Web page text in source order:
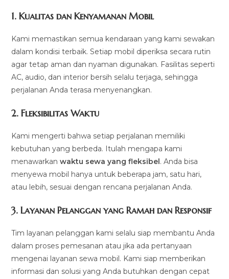
1.Kualitas dan Kenyamanan Mobil
Kami memastikan semua kendaraan yang kami sewakan
dalam kondisi terbaik. Setiap mobil diperiksa secara rutin
agar tetap aman dan nyaman digunakan. Fasilitas seperti
AC, audio, dan interior bersih selalu terjaga, sehingga
perjalanan Anda terasa menyenangkan.
2.Fleksibilitas Waktu
Kami mengerti bahwa setiap perjalanan memiliki
kebutuhan yang berbeda. Itulah mengapa kami
menawarkanwaktu sewa yang fleksibel. Anda bisa
menyewa mobil hanya untuk beberapa jam, satu hari,
atau lebih, sesuai dengan rencana perjalanan Anda.
3.Layanan Pelanggan yang Ramah dan Responsif
Tim layanan pelanggan kami selalu siap membantu Anda
dalam proses pemesanan atau jika ada pertanyaan
mengenai layanan sewa mobil. Kami siap memberikan
informasi dan solusi yang Anda butuhkan dengan cepat